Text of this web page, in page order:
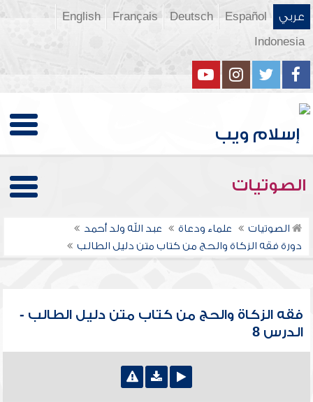
عربي Español
Deutsch
Français
English
Indonesia
الصوتيات
الصوتيات علماء ودعاة
عبد الله ولد أحمد
دورة فقه الزكاة والحج من كتاب متن دليل الطالب
فقه الزكاة والحج من كتاب متن دليل الطالب -
الدرس 8